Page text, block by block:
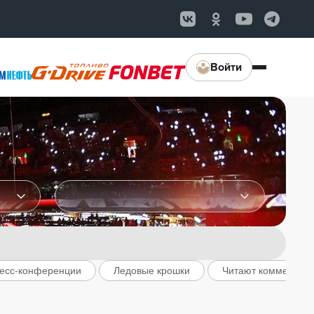
Войти
конференции Ледовые крошки Читают